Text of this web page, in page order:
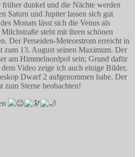
dunkel und die Nächte werden
Saturn und Jupiter lassen sich gut
Monats lässt sich die Venus als
steht mit ihren schönen
Der Perseiden-Meteorstrom erreicht in
zum 13. August seinen Maximum. Der
am Himmelnordpol sein; Grund dafür
Video zeige ich auch einige Bilder,
Dwarf 2 aufgenommen habe. Der
zum Sterne beobachten!